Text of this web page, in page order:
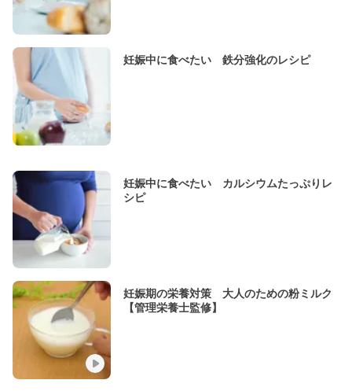
妊娠中に食べたい 鉄分強化のレシピ
妊娠中に食べたい カルシウムたっぷりレ
シピ
妊娠期の栄養対策 大人のための粉ミルク
【管理栄養士監修】